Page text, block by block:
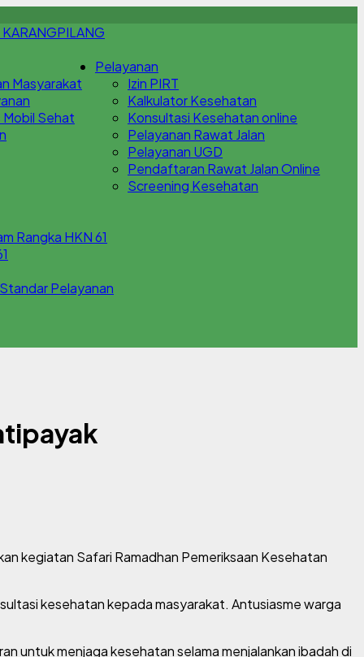
Masyarakat
Mobil Sehat
Pelayanan
Izin PIRT
Kalkulator Kesehatan
Konsultasi Kesehatan online
Pelayanan Rawat Jalan
Pelayanan UGD
Pendaftaran Rawat Jalan Online
Screening Kesehatan
Rangka HKN 61
Standar Pelayanan
kegiatan Safari Ramadhan Pemeriksaan Kesehatan
kesehatan kepada masyarakat. Antusiasme warga
untuk menjaga kesehatan selama menjalankan ibadah di